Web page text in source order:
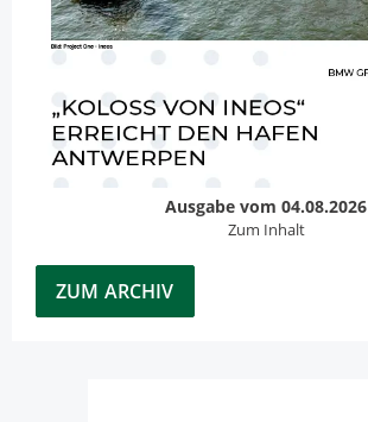
Ausgabe vom 04.08.2026
Zum Inhalt
ZUM ARCHIV